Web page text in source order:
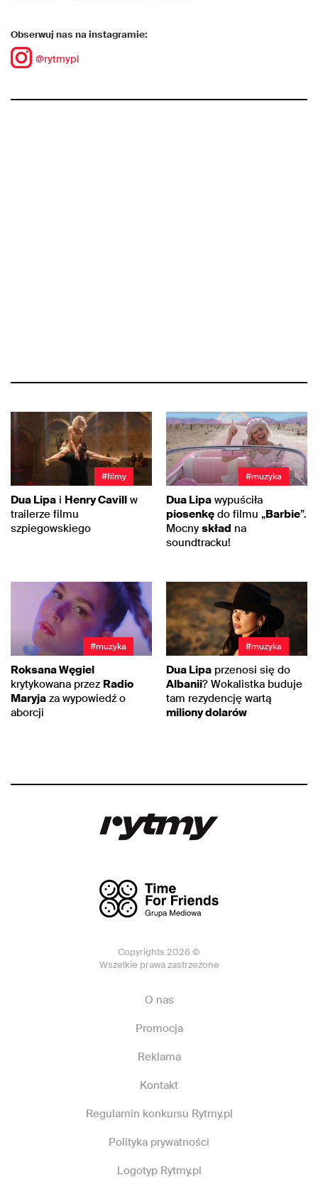
Obserwuj nas na instagramie:
@rytmypl
#filmy
Dua Lipa i Henry Cavill w
trailerze filmu
szpiegowskiego
#muzyka
Dua Lipa wypuściła
piosenkę do filmu „Barbie”.
Mocny skład na
soundtracku!
#muzyka
Roksana Węgiel
krytykowana przez Radio
Maryja za wypowiedź o
aborcji
#muzyka
Dua Lipa przenosi się do
Albanii? Wokalistka buduje
tam rezydencję wartą
miliony dolarów
Copyrights 2026 ©
Wszelkie prawa zastrzeżone
O nas
Promocja
Reklama
Kontakt
Regulamin konkursu Rytmy.pl
Polityka prywatności
Logotyp Rytmy.pl